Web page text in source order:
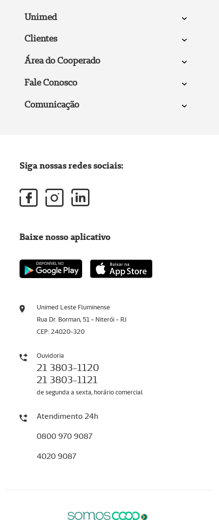
Unimed
Clientes
Área do Cooperado
Fale Conosco
Comunicação
Unimed Leste Fluminense
Rua Dr. Borman, 51 - Niterói - RJ
CEP: 24020-320
Ouvidoria
21 3803-1120
21 3803-1121
de segunda a sexta, horário comercial
Atendimento 24h
0800 970 9087
4020 9087
Siga nossas redes sociais:
Baixe nosso aplicativo